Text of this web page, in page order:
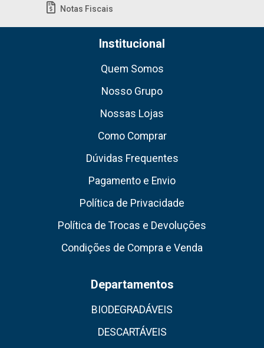
Notas Fiscais
Institucional
Quem Somos
Nosso Grupo
Nossas Lojas
Como Comprar
Dúvidas Frequentes
Pagamento e Envio
Política de Privacidade
Política de Trocas e Devoluções
Condições de Compra e Venda
Departamentos
BIODEGRADÁVEIS
DESCARTÁVEIS